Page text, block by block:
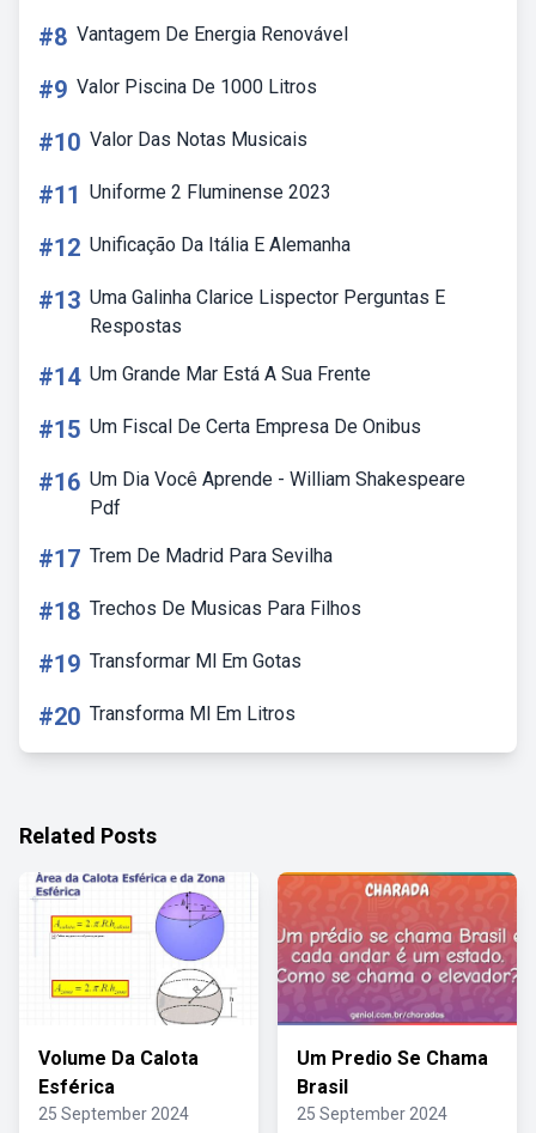
#8 Vantagem De Energia Renovável
#9 Valor Piscina De 1000 Litros
#10 Valor Das Notas Musicais
#11 Uniforme 2 Fluminense 2023
#12 Unificação Da Itália E Alemanha
#13 Uma Galinha Clarice Lispector Perguntas E
Respostas
#14 Um Grande Mar Está A Sua Frente
#15 Um Fiscal De Certa Empresa De Onibus
#16 Um Dia Você Aprende - William Shakespeare
Pdf
#17 Trem De Madrid Para Sevilha
#18 Trechos De Musicas Para Filhos
#19 Transformar Ml Em Gotas
#20 Transforma Ml Em Litros
Related Posts
Volume Da Calota
Esférica
25 September 2024
Um Predio Se Chama
Brasil
25 September 2024